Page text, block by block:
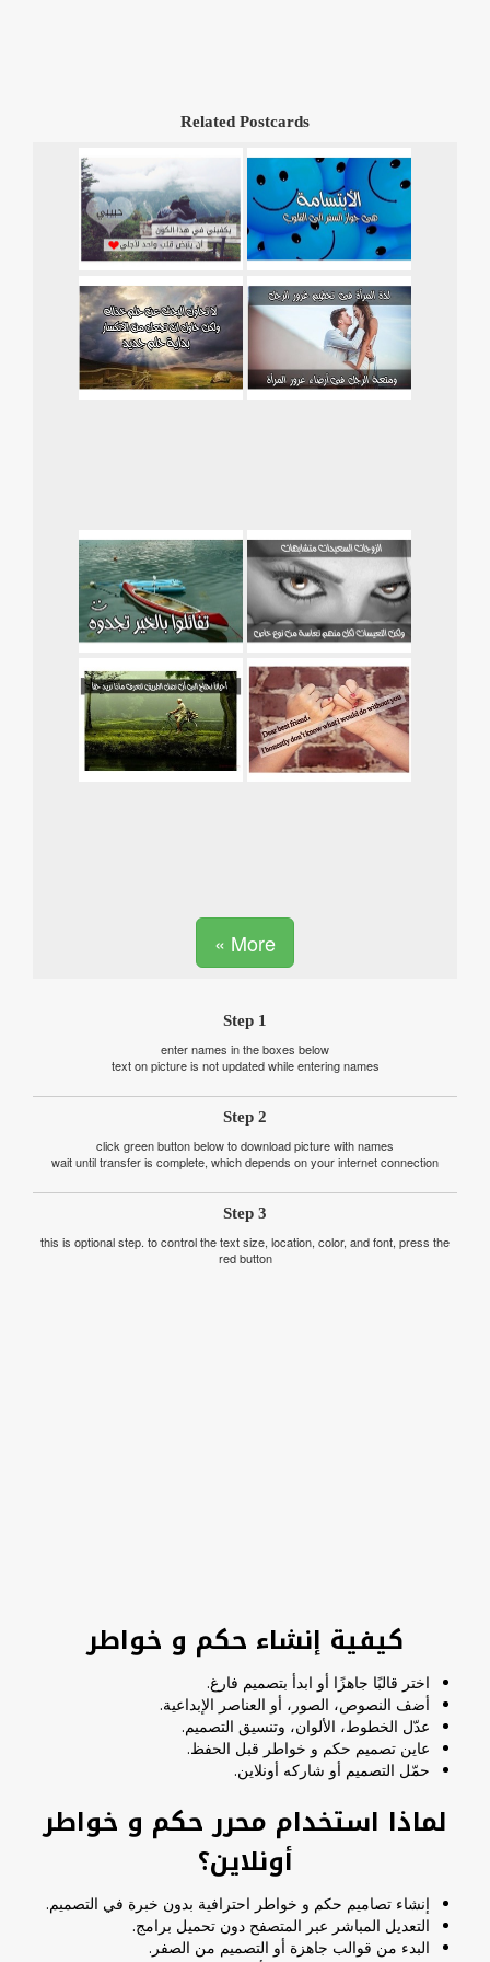
Related Postcards
More »
Step 1
enter names in the boxes below
text on picture is not updated while entering names
Step 2
click green button below to download picture with names
wait until transfer is complete, which depends on your internet connection
Step 3
this is optional step. to control the text size, location, color, and font, press the
red button
كيفية إنشاء حكم و خواطر
اختر قالبًا جاهزًا أو ابدأ بتصميم فارغ.
أضف النصوص، الصور، أو العناصر الإبداعية.
عدّل الخطوط، الألوان، وتنسيق التصميم.
عاين تصميم حكم و خواطر قبل الحفظ.
حمّل التصميم أو شاركه أونلاين.
لماذا استخدام محرر حكم و خواطر
أونلاين؟
إنشاء تصاميم حكم و خواطر احترافية بدون خبرة في التصميم.
التعديل المباشر عبر المتصفح دون تحميل برامج.
البدء من قوالب جاهزة أو التصميم من الصفر.